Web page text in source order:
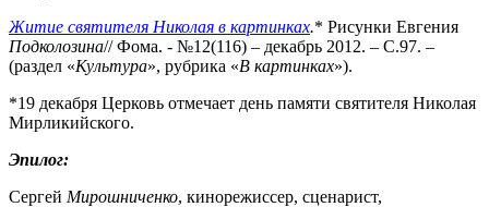
Житие святителя Николая в картинках.* Рисунки Евгения
Подколозина// Фома. - №12(116) – декабрь 2012. – С.97. –
(раздел «Культура», рубрика «В картинках»).
*19 декабря Церковь отмечает день памяти святителя Николая
Мирликийского.
Эпилог:
Сергей Мирошниченко, кинорежиссер, сценарист,